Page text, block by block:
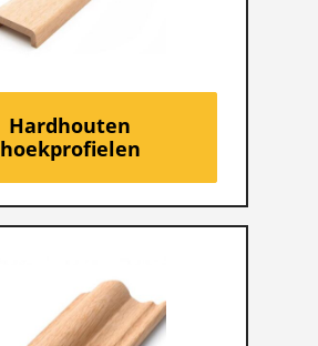
Hardhouten
hoekprofielen